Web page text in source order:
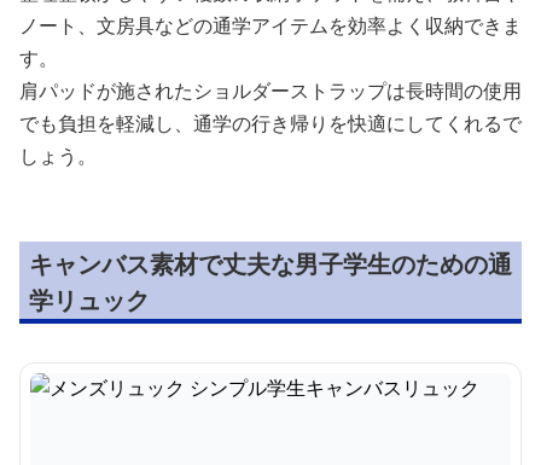
ノート、文房具などの通学アイテムを効率よく収納できま
す。
肩パッドが施されたショルダーストラップは長時間の使用
でも負担を軽減し、通学の行き帰りを快適にしてくれるで
しょう。
キャンバス素材で丈夫な男子学生のための通
学リュック